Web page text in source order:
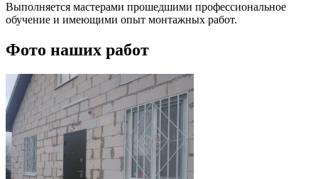
Выполняется мастерами прошедшими профессиональное
обучение и имеющими опыт монтажных работ.
Фото наших работ